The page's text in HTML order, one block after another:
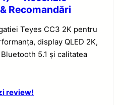
Recomandări
Teyes CC3 2K pentru
display QLED 2K,
5.1 și calitatea
review!